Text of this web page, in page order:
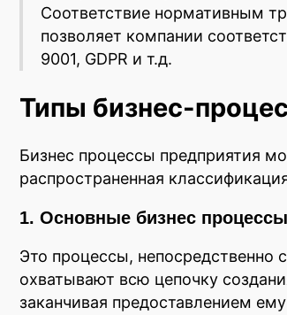
Соответствие нормативным
позволяет компании
9001, GDPR и т.д.
Типы бизнес-
Бизнес процессы предприятия
распространенная
1. Основные бизнес процессы
Это процессы, непосредственно
охватывают всю цепочку
заканчивая предоставлением